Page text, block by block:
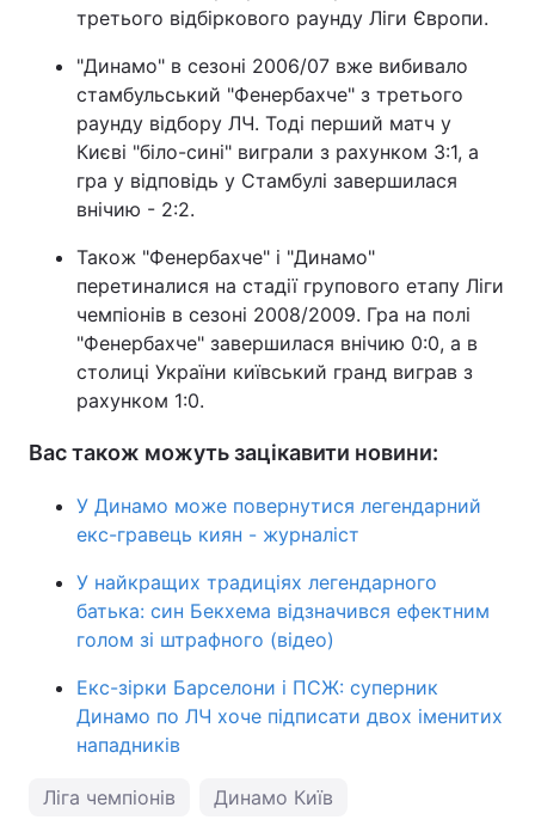
третього відбіркового раунду Ліги Європи.
"Динамо" в сезоні 2006/07 вже вибивало
стамбульський "Фенербахче" з третього
раунду відбору ЛЧ. Тоді перший матч у
Києві "біло-сині" виграли з рахунком 3:1, а
гра у відповідь у Стамбулі завершилася
внічию - 2:2.
Також "Фенербахче" і "Динамо"
перетиналися на стадії групового етапу Ліги
чемпіонів в сезоні 2008/2009. Гра на полі
"Фенербахче" завершилася внічию 0:0, а в
столиці України київський гранд виграв з
рахунком 1:0.
Вас також можуть зацікавити новини:
У Динамо може повернутися легендарний
екс-гравець киян - журналіст
У найкращих традиціях легендарного
батька: син Бекхема відзначився ефектним
голом зі штрафного (відео)
Екс-зірки Барселони і ПСЖ: суперник
Динамо по ЛЧ хоче підписати двох іменитих
нападників
Ліга чемпіонів Динамо Київ